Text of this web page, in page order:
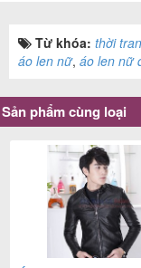
Từ khóa: thời
áo len nữ, áo len nữ
Sản phẩm cùng loại